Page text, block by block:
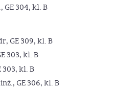
GE 304, kl. B
GE 309, kl. B
303, kl. B
303, kl. B
GE 306, kl. B